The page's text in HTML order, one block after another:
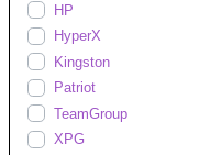
HP
HyperX
Kingston
Patriot
TeamGroup
XPG